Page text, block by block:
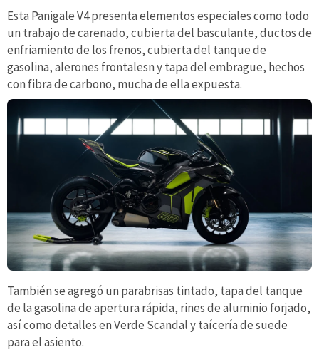
Esta Panigale V4 presenta elementos especiales como todo
un trabajo de carenado, cubierta del basculante, ductos de
enfriamiento de los frenos, cubierta del tanque de
gasolina, alerones frontalesn y tapa del embrague, hechos
con fibra de carbono, mucha de ella expuesta.
También se agregó un parabrisas tintado, tapa del tanque
de la gasolina de apertura rápida, rines de aluminio forjado,
así como detalles en Verde Scandal y taícería de suede
para el asiento.